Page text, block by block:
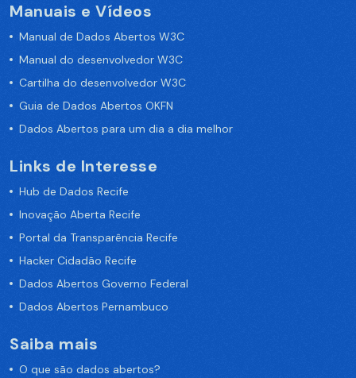
Manuais e Vídeos
Manual de Dados Abertos W3C
Manual do desenvolvedor W3C
Cartilha do desenvolvedor W3C
Guia de Dados Abertos OKFN
Dados Abertos para um dia a dia melhor
Links de Interesse
Hub de Dados Recife
Inovação Aberta Recife
Portal da Transparência Recife
Hacker Cidadão Recife
Dados Abertos Governo Federal
Dados Abertos Pernambuco
Saiba mais
O que são dados abertos?